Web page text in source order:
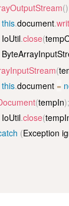
()
this.document.
IoUtil.close(
(
this.document =
(tempIn);
IoUtil.close(
(Exception